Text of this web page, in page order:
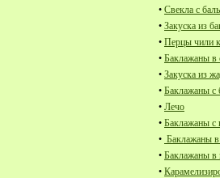
• Свекла с
• Закуска из
• Перцы чили
• Баклажаны в
• Закуска из
• Баклажаны с
• Лечо
• Баклажаны с
• Баклажаны
• Баклажаны в
•